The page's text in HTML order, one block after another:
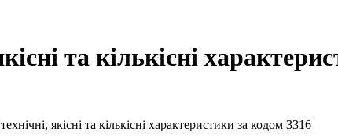
та кількісні
якісні та кількісні характеристики за кодом 3316